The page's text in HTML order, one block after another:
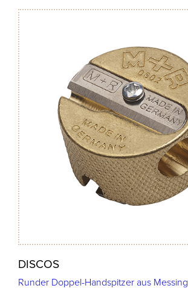
DISCOS
Runder Doppel-Handspitzer aus Messing